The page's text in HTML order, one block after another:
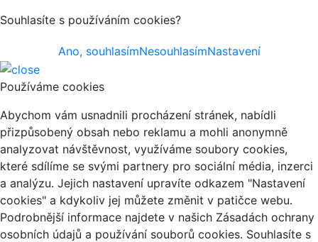
Souhlasíte s používáním cookies?
Ano, souhlasímNesouhlasímNastavení
Používáme cookies
Abychom vám usnadnili procházení stránek, nabídli
přizpůsobený obsah nebo reklamu a mohli anonymně
analyzovat návštěvnost, využíváme soubory cookies,
které sdílíme se svými partnery pro sociální média, inzerci
a analýzu. Jejich nastavení upravíte odkazem "Nastavení
cookies" a kdykoliv jej můžete změnit v patičce webu.
Podrobnější informace najdete v našich Zásadách ochrany
osobních údajů a používání souborů cookies. Souhlasíte s